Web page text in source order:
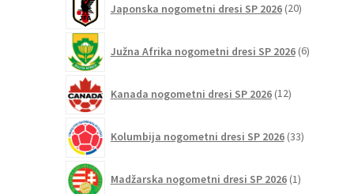
Japonska nogometni dresi SP 2026 20izdelkov
Južna Afrika nogometni dresi SP 2026 6izdelkov
Kanada nogometni dresi SP 2026 12izdelkov
Kolumbija nogometni dresi SP 2026 33izdelkov
Madžarska nogometni dresi SP 2026 1izdelek